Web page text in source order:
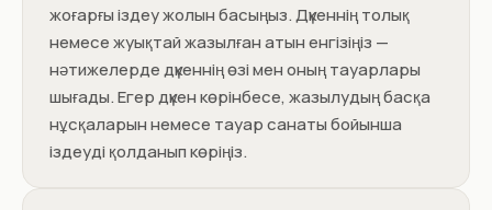
жоғарғы іздеу жолын басыңыз. Дүкеннің толық
немесе жуықтай жазылған атын енгізіңіз —
нәтижелерде дүкеннің өзі мен оның тауарлары
шығады. Егер дүкен көрінбесе, жазылудың басқа
нұсқаларын немесе тауар санаты бойынша
іздеуді қолданып көріңіз.